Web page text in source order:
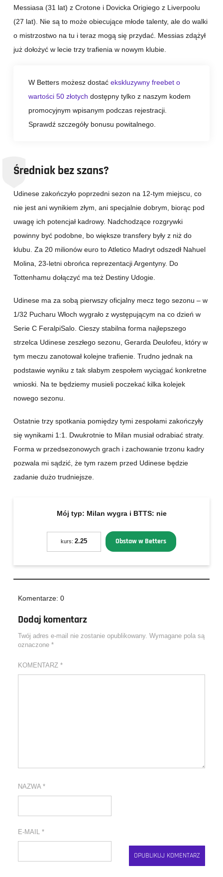
Messiasa (31 lat) z Crotone i Dovicka Origiego z Liverpoolu
(27 lat). Nie są to może obiecujące młode talenty, ale do walki
o mistrzostwo na tu i teraz mogą się przydać. Messias zdążył
już dołożyć w lecie trzy trafienia w nowym klubie.
W Betters możesz dostać ekskluzywny freebet o
wartości 50 złotych dostępny tylko z naszym kodem
promocyjnym wpisanym podczas rejestracji.
Sprawdź szczegóły bonusu powitalnego.
Średniak bez szans?
Udinese zakończyło poprzedni sezon na 12-tym miejscu, co
nie jest ani wynikiem złym, ani specjalnie dobrym, biorąc pod
uwagę ich potencjał kadrowy. Nadchodzące rozgrywki
powinny być podobne, bo większe transfery były z niż do
klubu. Za 20 milionów euro to Atletico Madryt odszedł Nahuel
Molina, 23-letni obrońca reprezentacji Argentyny. Do
Tottenhamu dołączyć ma też Destiny Udogie.
Udinese ma za sobą pierwszy oficjalny mecz tego sezonu – w
1/32 Pucharu Włoch wygrało z występującym na co dzień w
Serie C FeralpiSalo. Cieszy stabilna forma najlepszego
strzelca Udinese zeszłego sezonu, Gerarda Deulofeu, który w
tym meczu zanotował kolejne trafienie. Trudno jednak na
podstawie wyniku z tak słabym zespołem wyciągać konkretne
wnioski. Na te będziemy musieli poczekać kilka kolejek
nowego sezonu.
Ostatnie trzy spotkania pomiędzy tymi zespołami zakończyły
się wynikami 1:1. Dwukrotnie to Milan musiał odrabiać straty.
Forma w przedsezonowych grach i zachowanie trzonu kadry
pozwala mi sądzić, że tym razem przed Udinese będzie
zadanie dużo trudniejsze.
Mój typ: Milan wygra i BTTS: nie
kurs:2.25 Obstaw w Betters
Komentarze: 0
Dodaj komentarz
Twój adres e-mail nie zostanie opublikowany. Wymagane pola są
oznaczone *
KOMENTARZ *
NAZWA *
E-MAIL *